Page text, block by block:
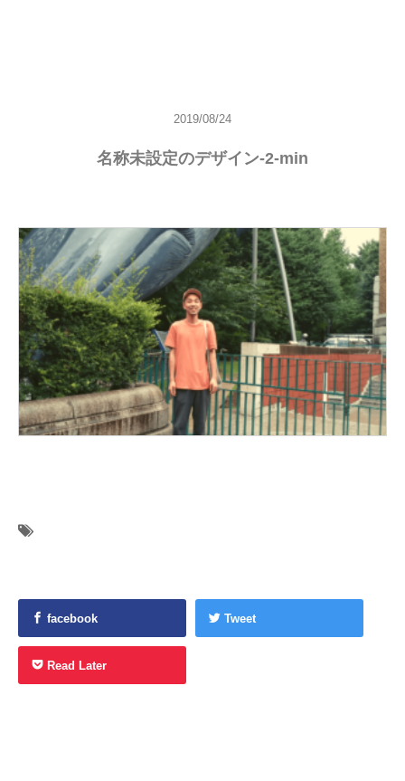
2019/08/24
名称未設定のデザイン-2-min
facebook Tweet
Read Later